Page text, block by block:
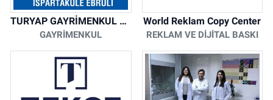
TURYAP GAYRİMENKUL DANIŞMANLIK HİZMETLERİ
GAYRIMENKUL
World Reklam Copy Center
REKLAM VE DIJITAL BASKI